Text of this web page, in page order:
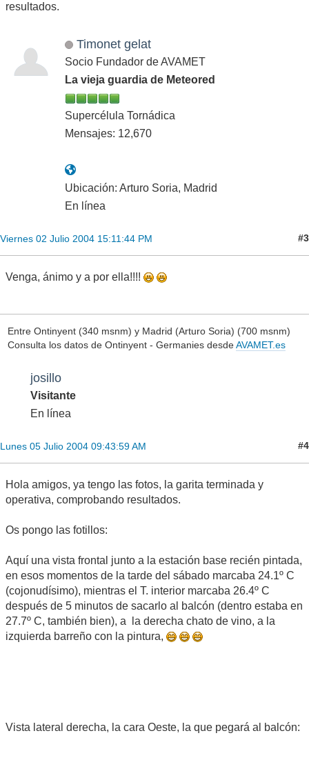
resultados.
Timonet gelat
Socio Fundador de AVAMET
La vieja guardia de Meteored
Supercélula Tornádica
Mensajes: 12,670
Ubicación: Arturo Soria, Madrid
En línea
Viernes 02 Julio 2004 15:11:44 PM #3
Venga, ánimo y a por ella!!!!
Entre Ontinyent (340 msnm) y Madrid (Arturo Soria) (700 msnm)
Consulta los datos de Ontinyent - Germanies desdeAVAMET.es
josillo
Visitante
En línea
Lunes 05 Julio 2004 09:43:59 AM #4
Hola amigos, ya tengo las fotos, la garita terminada y
operativa, comprobando resultados.
Os pongo las fotillos:
Aquí una vista frontal junto a la estación base recién pintada,
en esos momentos de la tarde del sábado marcaba 24.1º C
(cojonudísimo), mientras el T. interior marcaba 26.4º C
después de 5 minutos de sacarlo al balcón (dentro estaba en
27.7º C, también bien), a la derecha chato de vino, a la
izquierda barreño con la pintura,
Vista lateral derecha, la cara Oeste, la que pegará al balcón: